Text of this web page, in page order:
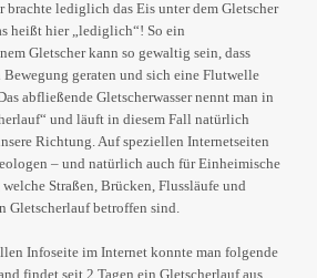
brachte lediglich das Eis unter dem Gletscher
heißt hier „lediglich“! So ein
Gletscher kann so gewaltig sein, dass
Bewegung geraten und sich eine Flutwelle
abfließende Gletscherwasser nennt man in
und läuft in diesem Fall natürlich
Richtung. Auf speziellen Internetseiten
– und natürlich auch für Einheimische
Straßen, Brücken, Flussläufe und
Gletscherlauf betroffen sind.
Infoseite im Internet konnte man folgende
findet seit 2 Tagen ein Gletscherlauf aus